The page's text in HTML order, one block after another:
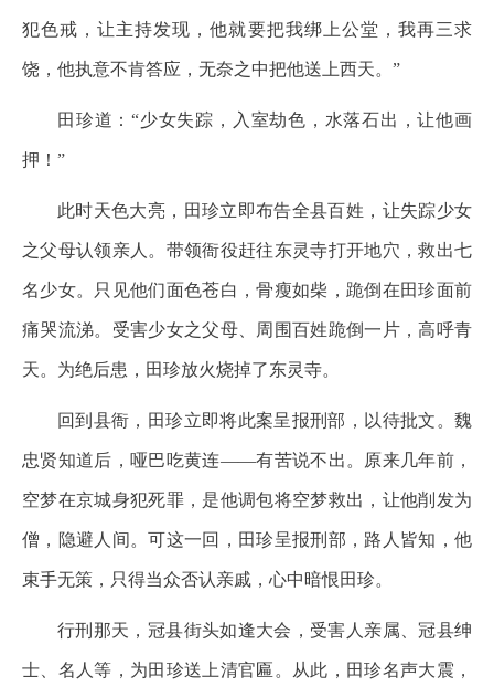
犯色戒，让主持发现，他就要把我绑上公堂，我再三求
饶，他执意不肯答应，无奈之中把他送上西天。”
田珍道：“少女失踪，入室劫色，水落石出，让他画
押！”
此时天色大亮，田珍立即布告全县百姓，让失踪少女
之父母认领亲人。带领衙役赶往东灵寺打开地穴，救出七
名少女。只见他们面色苍白，骨瘦如柴，跪倒在田珍面前
痛哭流涕。受害少女之父母、周围百姓跪倒一片，高呼青
天。为绝后患，田珍放火烧掉了东灵寺。
回到县衙，田珍立即将此案呈报刑部，以待批文。魏
忠贤知道后，哑巴吃黄连——有苦说不出。原来几年前，
空梦在京城身犯死罪，是他调包将空梦救出，让他削发为
僧，隐避人间。可这一回，田珍呈报刑部，路人皆知，他
束手无策，只得当众否认亲戚，心中暗恨田珍。
行刑那天，冠县街头如逢大会，受害人亲属、冠县绅
士、名人等，为田珍送上清官匾。从此，田珍名声大震，